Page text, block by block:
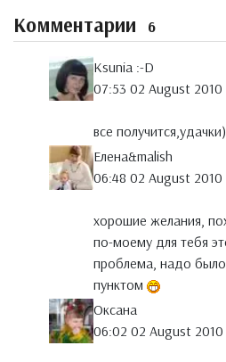
Комментарии 6
Ksunia :-D
07:53 02 August 2010
все получится,удачки)
Елена&malish
06:48 02 August 2010
хорошие желания,
по-моему для тебя
проблема, надо
пунктом
Оксана
06:02 02 August 2010